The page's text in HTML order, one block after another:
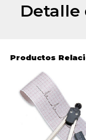
Detalle
Productos